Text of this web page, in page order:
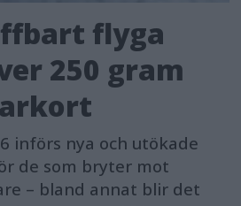
flyga
250 gram
införs nya och utökade
de som bryter mot
– bland annat blir det